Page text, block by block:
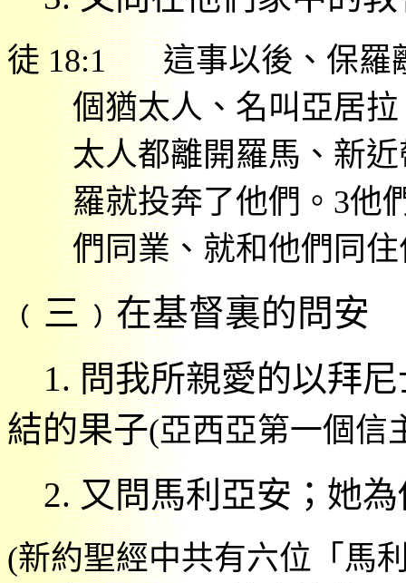
徒 18:1
這事以後、保羅
個猶太人、名叫亞居
太人都離開羅馬、新
羅就投奔了他們。 3他
們同業、就和他們同
﹙三﹚在基督裏的問安
1.問我所親愛的以拜
結的果子(亞西亞第一個信
2.又問馬利亞安；她
(新約聖經中共有六位「馬